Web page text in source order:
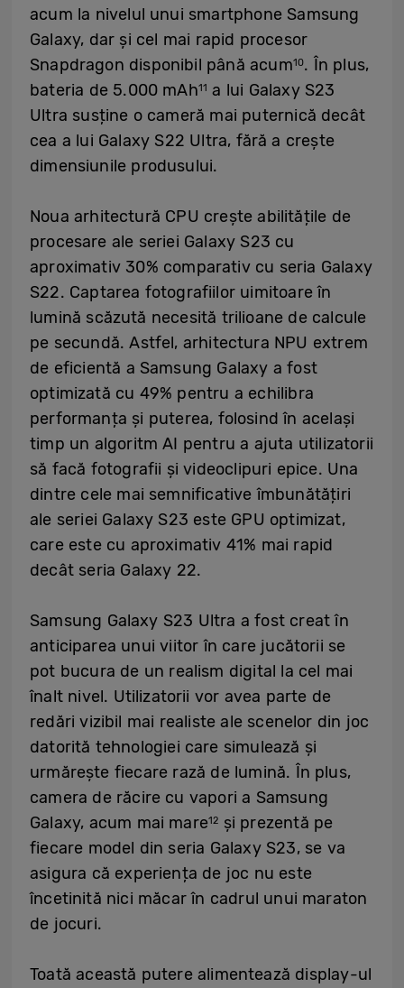
acum la nivelul unui smartphone Samsung
Galaxy, dar și cel mai rapid procesor
Snapdragon disponibil până acum10. În plus,
bateria de 5.000 mAh11 a lui Galaxy S23
Ultra susține o cameră mai puternică decât
cea a lui Galaxy S22 Ultra, fără a crește
dimensiunile produsului.
Noua arhitectură CPU crește abilitățile de
procesare ale seriei Galaxy S23 cu
aproximativ 30% comparativ cu seria Galaxy
S22. Captarea fotografiilor uimitoare în
lumină scăzută necesită trilioane de calcule
pe secundă. Astfel, arhitectura NPU extrem
de eficientă a Samsung Galaxy a fost
optimizată cu 49% pentru a echilibra
performanța și puterea, folosind în același
timp un algoritm AI pentru a ajuta utilizatorii
să facă fotografii și videoclipuri epice. Una
dintre cele mai semnificative îmbunătățiri
ale seriei Galaxy S23 este GPU optimizat,
care este cu aproximativ 41% mai rapid
decât seria Galaxy 22.
Samsung Galaxy S23 Ultra a fost creat în
anticiparea unui viitor în care jucătorii se
pot bucura de un realism digital la cel mai
înalt nivel. Utilizatorii vor avea parte de
redări vizibil mai realiste ale scenelor din joc
datorită tehnologiei care simulează și
urmărește fiecare rază de lumină. În plus,
camera de răcire cu vapori a Samsung
Galaxy, acum mai mare12 și prezentă pe
fiecare model din seria Galaxy S23, se va
asigura că experiența de joc nu este
încetinită nici măcar în cadrul unui maraton
de jocuri.
Toată această putere alimentează display-ul